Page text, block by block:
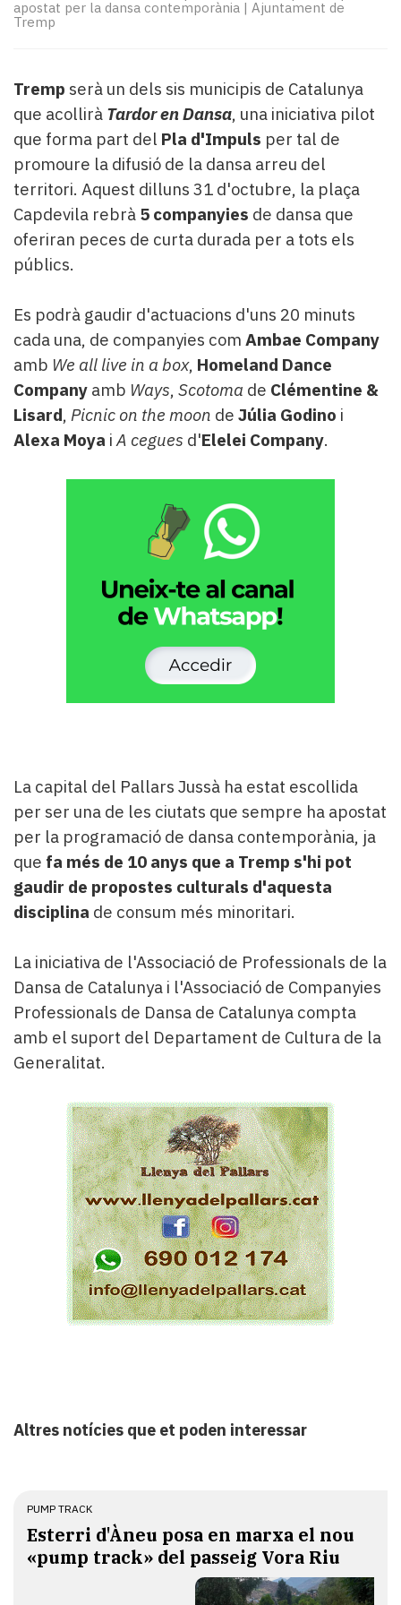
Subscriptors
La
Pallars
Contingut
patrocinat
Lo
més
llegit...
Editorial
apostat per la dansa contemporània | Ajuntament de
Tremp
Tremp serà un dels sis municipis de Catalunya
que acollirà Tardor en Dansa, una iniciativa pilot
que forma part del Pla d'Impuls per tal de
promoure la difusió de la dansa arreu del
territori. Aquest dilluns 31 d'octubre, la plaça
Capdevila rebrà 5 companyies de dansa que
oferiran peces de curta durada per a tots els
públics.
Es podrà gaudir d'actuacions d'uns 20 minuts
cada una, de companyies com Ambae Company
amb We all live in a box, Homeland Dance
Company amb Ways, Scotoma de Clémentine &
Lisard, Picnic on the moon de Júlia Godino i
Alexa Moya iA cegues d'Elelei Company.
La capital del Pallars Jussà ha estat escollida
per ser una de les ciutats que sempre ha apostat
per la programació de dansa contemporània, ja
que fa més de 10 anys que a Tremp s'hi pot
gaudir de propostes culturals d'aquesta
disciplina de consum més minoritari.
La iniciativa de l'Associació de Professionals de la
Dansa de Catalunya i l'Associació de Companyies
Professionals de Dansa de Catalunya compta
amb el suport del Departament de Cultura de la
Generalitat.
Altres notícies que et poden interessar
PUMP TRACK
Esterri d'Àneu posa en marxa el nou
«pump track» del passeig Vora Riu